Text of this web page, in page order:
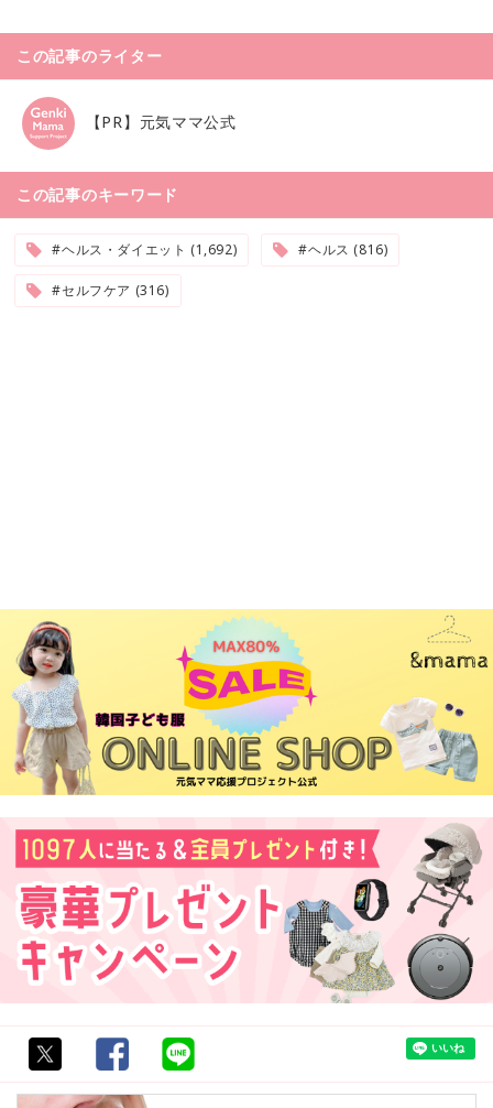
この記事のライター
【PR】元気ママ公式
この記事のキーワード
#ヘルス・ダイエット (1,692) #ヘルス (816)
#セルフケア (316)